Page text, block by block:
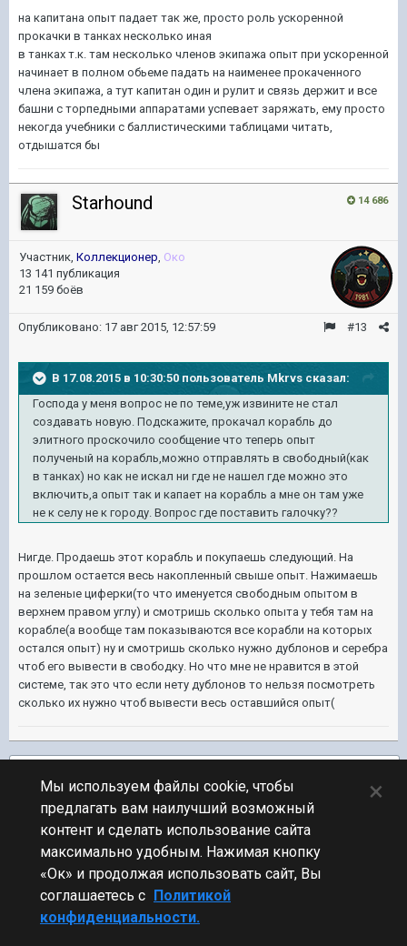
на капитана опыт падает так же, просто роль ускоренной
прокачки в танках несколько иная
в танках т.к. там несколько членов экипажа опыт при ускоренной
начинает в полном обьеме падать на наименее прокаченного
члена экипажа, а тут капитан один и рулит и связь держит и все
башни с торпедными аппаратами успевает заряжать, ему просто
некогда учебники с баллистическими таблицами читать,
отдышатся бы
14 686
Starhound
Участник, Коллекционер Око
13 141 публикация
21 159 боёв
#13
Опубликовано: 17 авг 2015, 12:57:59
В 17.08.2015 в 10:30:50 пользователь Mkrvs сказал:
Господа у меня вопрос не по теме,уж извините не стал
создавать новую. Подскажите, прокачал корабль до
элитного проскочило сообщение что теперь опыт
полученый на корабль,можно отправлять в свободный(как
в танках) но как не искал ни где не нашел где можно это
включить,а опыт так и капает на корабль а мне он там уже
не к селу не к городу. Вопрос где поставить галочку??
Нигде. Продаешь этот корабль и покупаешь следующий. На
прошлом остается весь накопленный свыше опыт. Нажимаешь
на зеленые циферки(то что именуется свободным опытом в
верхнем правом углу) и смотришь сколько опыта у тебя там на
корабле(а вообще там показываются все корабли на которых
остался опыт) ну и смотришь сколько нужно дублонов и серебра
чтоб его вывести в свободку. Но что мне не нравится в этой
системе, так это что если нету дублонов то нельзя посмотреть
сколько их нужно чтоб вывести весь оставшийся опыт(
ПЕРЕЙТИ К СПИСКУ ТЕМ
Обсуждение Мира Кораблей
Стиль
Мы используем файлы cookie, чтобы
предлагать вам наилучший возможный
контент и сделать использование сайта
максимально удобным. Нажимая кнопку
«Ок» и продолжая использовать сайт, Вы
соглашаетесь с Политикой
конфиденциальности.
×